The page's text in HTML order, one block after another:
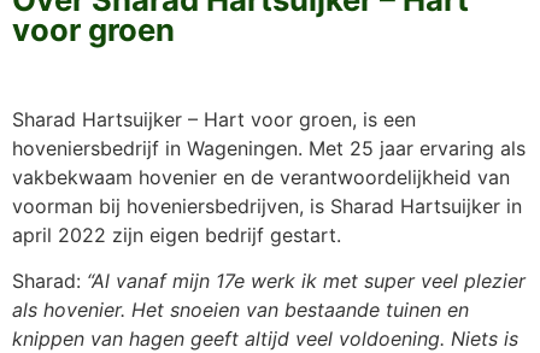
voor groen
Sharad Hartsuijker – Hart voor groen, is een
hoveniersbedrijf in Wageningen. Met 25 jaar ervaring als
vakbekwaam hovenier en de verantwoordelijkheid van
voorman bij hoveniersbedrijven, is Sharad Hartsuijker in
april 2022 zijn eigen bedrijf gestart.
Sharad: “Al vanaf mijn 17e werk ik met super veel plezier
als hovenier. Het snoeien van bestaande tuinen en
knippen van hagen geeft altijd veel voldoening. Niets is